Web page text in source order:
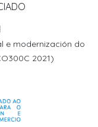
e modernización do
2021)